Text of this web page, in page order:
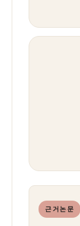
근거논문